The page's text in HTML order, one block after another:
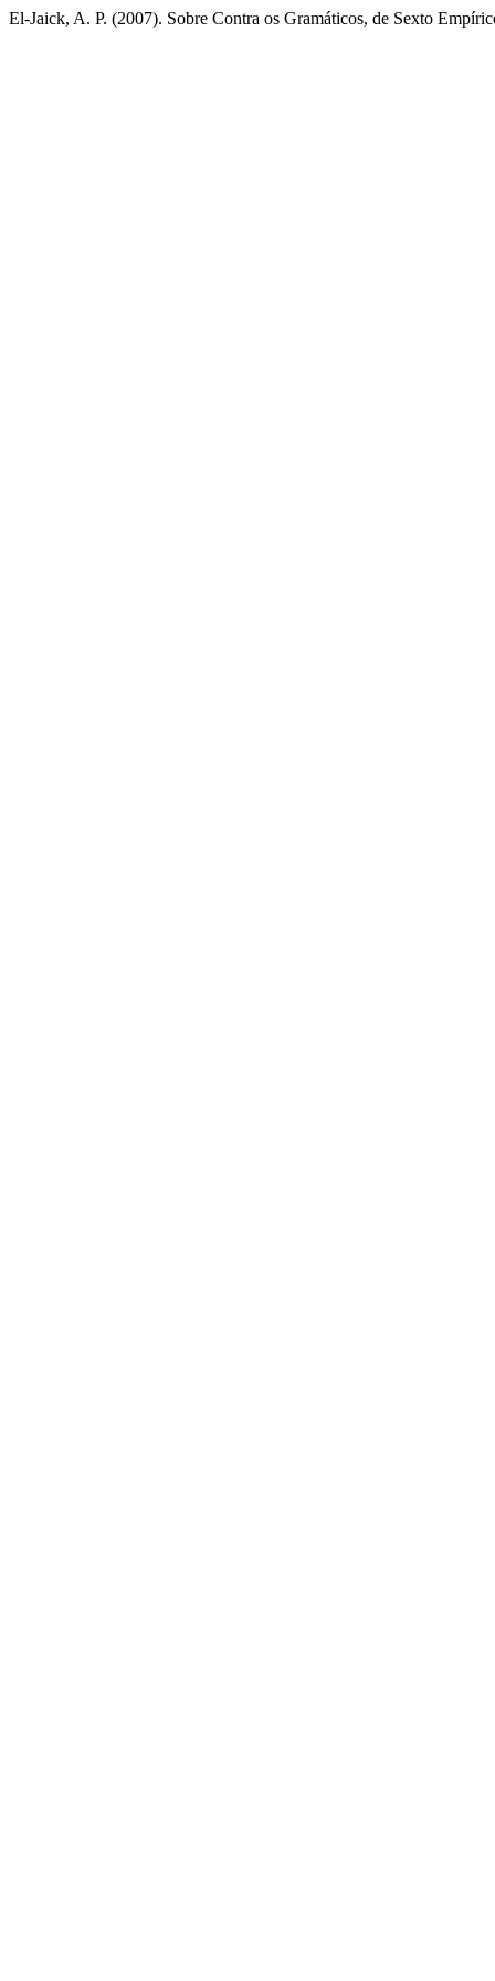
El-Jaick, A. P. (2007). Sobre Contra os Gramáticos, de Sexto